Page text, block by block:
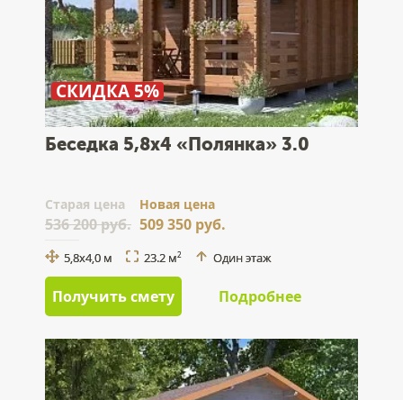
СКИДКА 5%
Беседка 5,8x4 «Полянка» 3.0
Cтарая цена
536 200 руб.
Новая цена
509 350 руб.
5,8x4,0 м 23.2 м2 Один этаж
Получить смету Подробнее